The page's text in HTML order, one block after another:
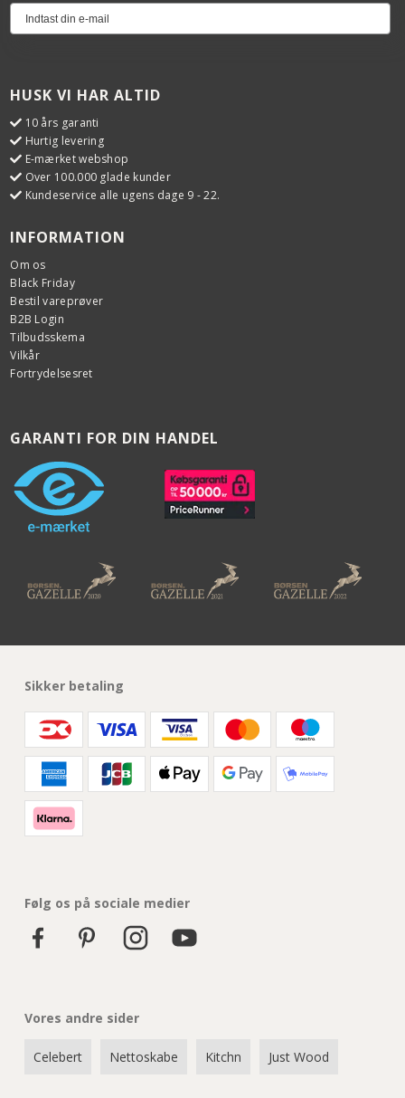
HUSK VI HAR ALTID
10 års garanti
Hurtig levering
E-mærket webshop
Over 100.000 glade kunder
Kundeservice alle ugens dage 9 - 22.
INFORMATION
Om os
Black Friday
Bestil vareprøver
B2B Login
Tilbudsskema
Vilkår
Fortrydelsesret
GARANTI FOR DIN HANDEL
Sikker betaling
Følg os på sociale medier
Vores andre sider
Celebert Nettoskabe Kitchn Just Wood